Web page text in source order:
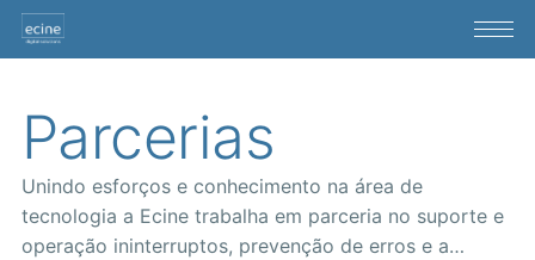
Parcerias
Unindo esforços e conhecimento na área de
tecnologia a Ecine trabalha em parceria no suporte e
operação ininterruptos, prevenção de erros e a